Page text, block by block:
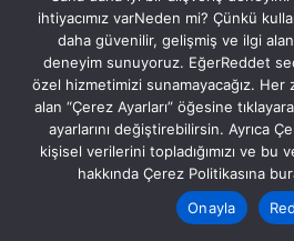
ihtiyacımız varNeden mi? Çünkü
daha güvenilir, gelişmiş ve ilgi
deneyim sunuyoruz. EğerReddet
özel hizmetimizi sunamayacağız.
alan “Çerez Ayarları” öğesine
ayarlarını değiştirebilirsin. Ayrıca
kişisel verilerini topladığımızı ve bu
hakkında Çerez Politikasına
Onayla